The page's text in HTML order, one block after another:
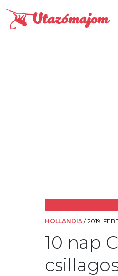
HOLLANDIA /2019.
10 nap